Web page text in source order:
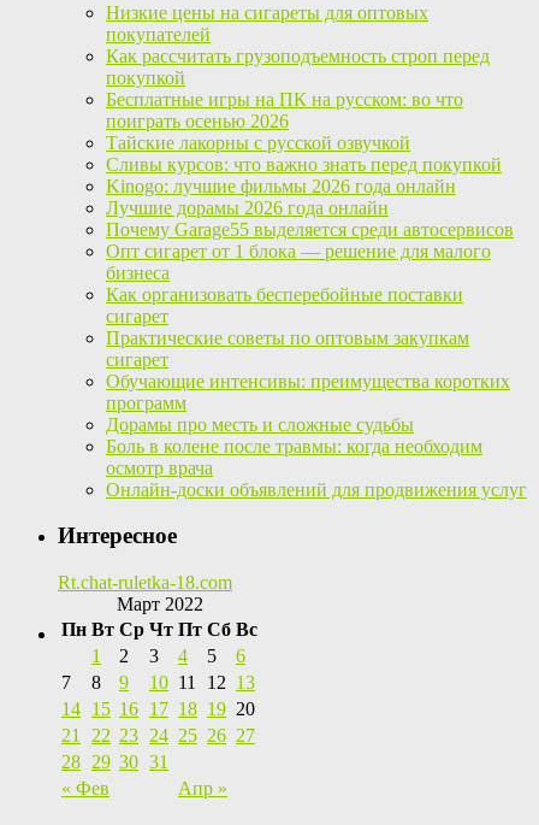
Низкие цены на сигареты для оптовых
покупателей
Как рассчитать грузоподъемность строп перед
покупкой
Бесплатные игры на ПК на русском: во что
поиграть осенью 2026
Тайские лакорны с русской озвучкой
Сливы курсов: что важно знать перед покупкой
Kinogo: лучшие фильмы 2026 года онлайн
Лучшие дорамы 2026 года онлайн
Почему Garage55 выделяется среди автосервисов
Опт сигарет от 1 блока — решение для малого
бизнеса
Как организовать бесперебойные поставки
сигарет
Практические советы по оптовым закупкам
сигарет
Обучающие интенсивы: преимущества коротких
программ
Дорамы про месть и сложные судьбы
Боль в колене после травмы: когда необходим
осмотр врача
Онлайн-доски объявлений для продвижения услуг
Интересное
Rt.chat-ruletka-18.com
Март 2022
Пн Вт Ср Чт Пт Сб Вс
« Фев Апр »
1 2 3 4 5
6
7
8 9 10 11 12 13
14 15 16 17 18 19 20
21
22 23 24 25 26 27
28 29 30 31